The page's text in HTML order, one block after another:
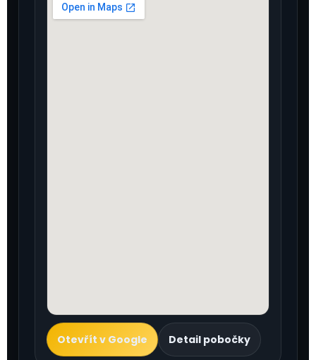
Otevřít v Google Detail pobočky